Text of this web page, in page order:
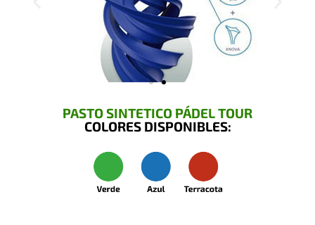
PASTO SINTETICO PÁDEL TOUR
COLORES DISPONIBLES: